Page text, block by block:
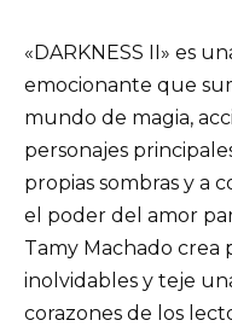
«DARKNESS II» es
emocionante que
mundo de magia,
personajes
propias sombras y a
el poder del amor
Tamy Machado crea
inolvidables y teje
corazones de los